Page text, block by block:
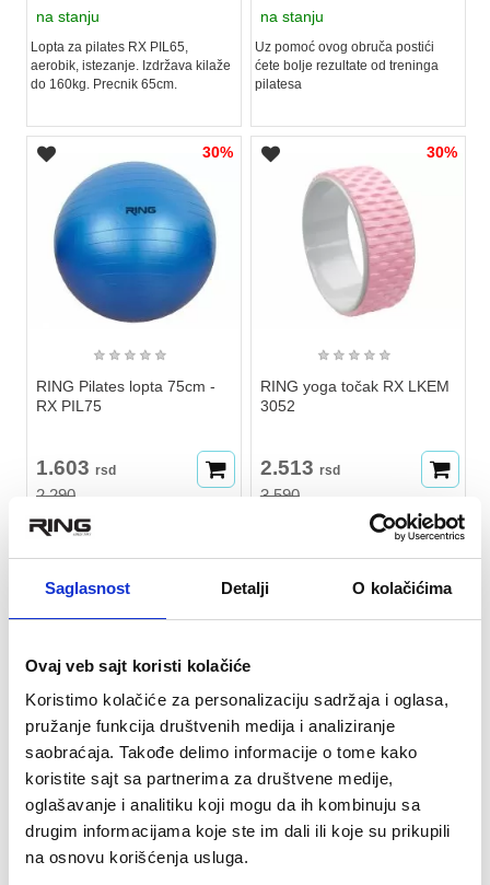
Saglasnost Detalji O kolačićima
Ovaj veb sajt koristi kolačiće
Koristimo kolačiće za personalizaciju sadržaja i oglasa,
pružanje funkcija društvenih medija i analiziranje
saobraćaja. Takođe delimo informacije o tome kako
koristite sajt sa partnerima za društvene medije,
oglašavanje i analitiku koji mogu da ih kombinuju sa
drugim informacijama koje ste im dali ili koje su prikupili
na osnovu korišćenja usluga.
na stanju
Lopta za pilates RX PIL65,
aerobik, istezanje. Izdržava kilaže
do 160kg. Precnik 65cm.
na stanju
Uz pomoć ovog obruča postići
ćete bolje rezultate od treninga
pilatesa
30%
★ ★ ★ ★ ★
RING Pilates lopta 75cm -
RX PIL75
1.603 rsd
2.290
na stanju
do 160kg. Obim 75cm.
30%
★ ★ ★ ★ ★
RING yoga točak RX LKEM
3052
2.513 rsd
3.590
30%
★ ★★★★